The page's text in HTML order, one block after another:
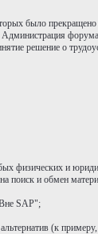
было
решение о
физических и
поиск и обмен
SAP";
(к